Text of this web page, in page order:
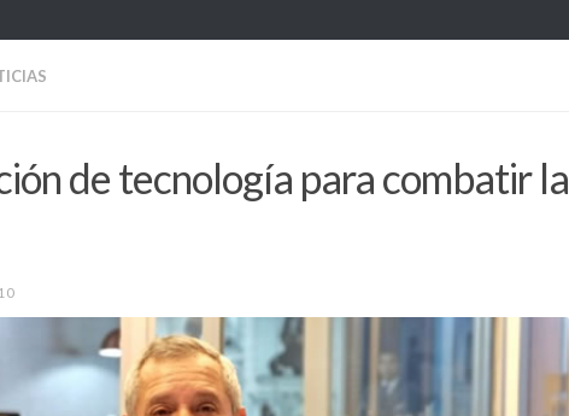
de tecnología para combatir la